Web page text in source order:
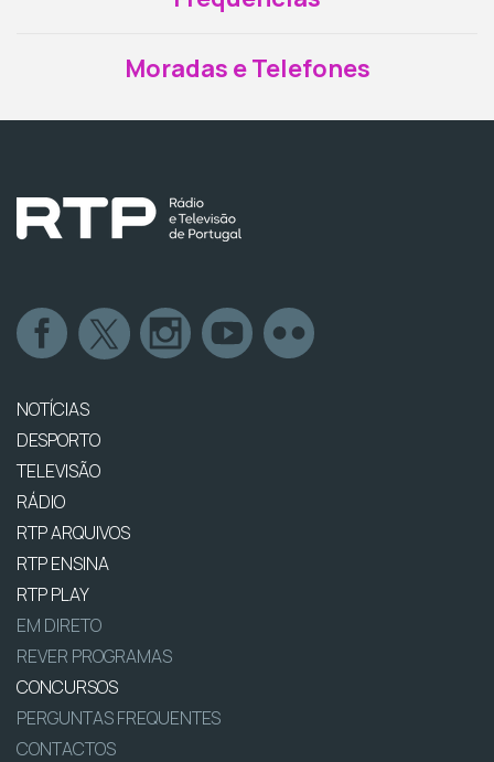
Moradas e Telefones
NOTÍCIAS
DESPORTO
TELEVISÃO
RÁDIO
RTP ARQUIVOS
RTP ENSINA
RTP PLAY
EM DIRETO
REVER PROGRAMAS
CONCURSOS
PERGUNTAS FREQUENTES
CONTACTOS